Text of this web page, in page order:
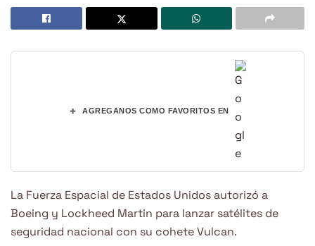
+ AGREGANOS COMO FAVORITOS EN
La Fuerza Espacial de Estados Unidos autorizó a
Boeing y Lockheed Martin para lanzar satélites de
seguridad nacional con su cohete Vulcan.